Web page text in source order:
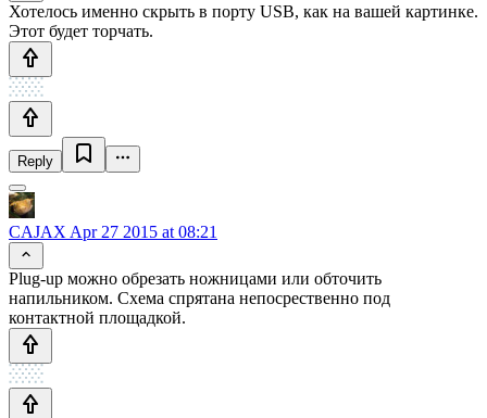
Хотелось именно скрыть в порту USB, как на вашей картинке.
Этот будет торчать.
Reply
CAJAX Apr 27 2015 at 08:21
Plug-up можно обрезать ножницами или обточить
напильником. Схема спрятана непосрественно под
контактной площадкой.